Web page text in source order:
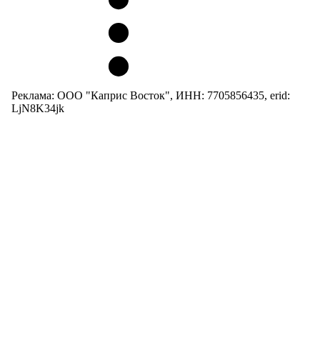
Реклама: ООО "Каприс Восток", ИНН: 7705856435, erid:
LjN8K34jk